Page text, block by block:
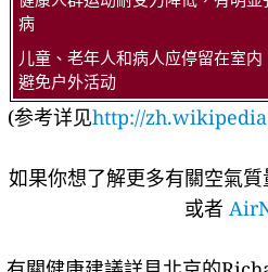
病
儿童、老年人和病人应停留在室
避免户外活动
(参考详见http://
如果你想了解更多有關空氣
或者